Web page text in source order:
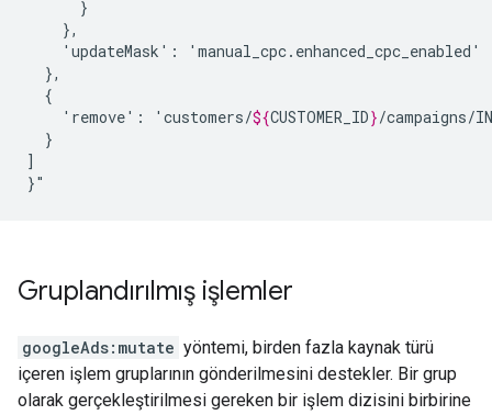
'updateMask':
'remove':
'customers/${CUSTOMER_ID}
}
]
}"
Gruplandırılmış işlemler
googleAds:mutate yöntemi, birden fazla kaynak türü
içeren işlem gruplarının gönderilmesini destekler. Bir grup
olarak gerçekleştirilmesi gereken bir işlem dizisini birbirine